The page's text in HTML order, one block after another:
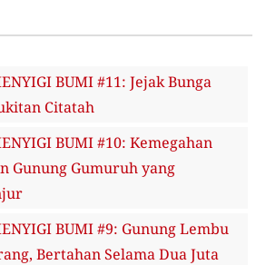
BUMI #11: Jejak Bunga
Citatah
BUMI #10: Kemegahan
Gunung Gumuruh yang
BUMI #9: Gunung Lembu
Bertahan Selama Dua Juta